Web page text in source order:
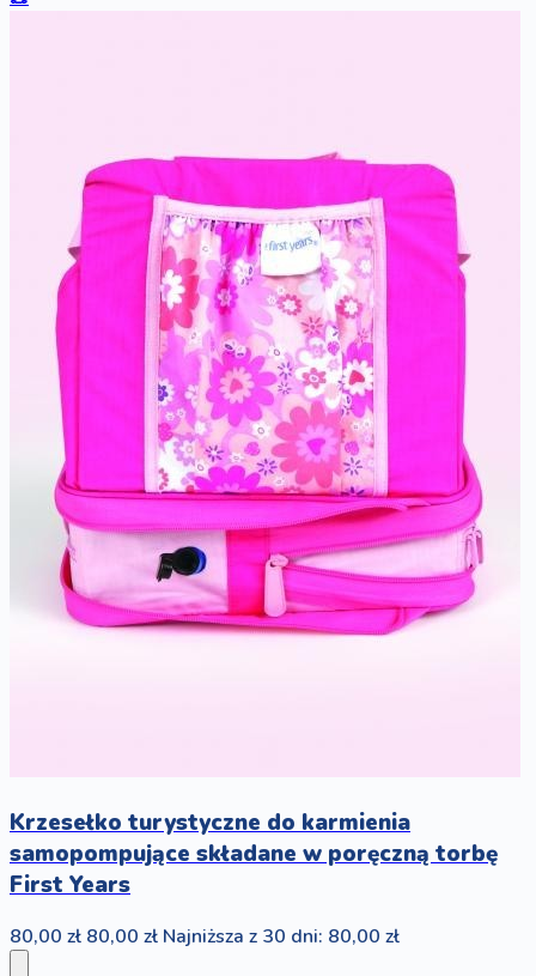
Krzesełko turystyczne do karmienia
samopompujące składane w poręczną torbę
First Years
80,00 zł 80,00 zł Najniższa z 30 dni: 80,00 zł